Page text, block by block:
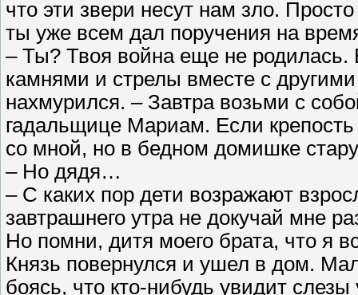
что эти звери несут нам зло.
ты уже всем дал поручения на
– Ты? Твоя война еще не родилась.
камнями и стрелы вместе с
нахмурился. – Завтра возьми с
гадальщице Мариам. Если
со мной, но в бедном домишке
– Но дядя…
– С каких пор дети возражают
завтрашнего утра не докучай мне
Но помни, дитя моего брата, что я
Князь повернулся и ушел в дом.
боясь, что кто-нибудь увидит